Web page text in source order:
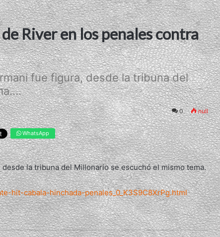
River en los penales contra
fue figura, desde la tribuna del
0 null
WhatsApp
la tribuna del Millonario se escuchó el mismo tema.
hit-cabala-hinchada-penales_0_K3S9C8XrPg.html